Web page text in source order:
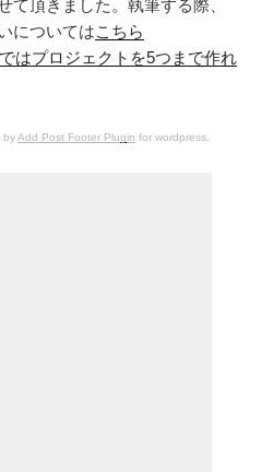
て頂きました。執筆する際、
についてはこちら
はプロジェクトを5つまで作れ
byAdd Post Footer Plugin for wordpress.